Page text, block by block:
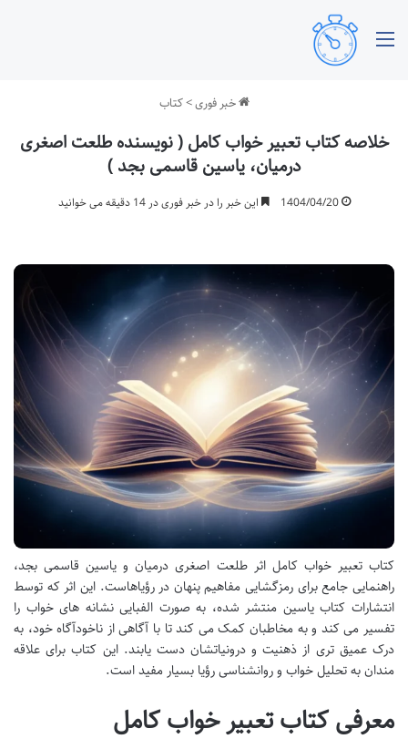
خبر فوری>کتاب
خلاصه کتاب تعبیر خواب کامل ( نویسنده طلعت اصغری
درمیان، یاسین قاسمی بجد )
1404/04/20 این خبر را در خبر فوری در 14 دقیقه می خوانید
کتاب تعبیر خواب کامل اثر طلعت اصغری درمیان و یاسین قاسمی بجد،
راهنمایی جامع برای رمزگشایی مفاهیم پنهان در رؤیاهاست. این اثر که توسط
انتشارات کتاب یاسین منتشر شده، به صورت الفبایی نشانه های خواب را
تفسیر می کند و به مخاطبان کمک می کند تا با آگاهی از ناخودآگاه خود، به
درک عمیق تری از ذهنیت و درونیاتشان دست یابند. این کتاب برای علاقه
مندان به تحلیل خواب و روانشناسی رؤیا بسیار مفید است.
معرفی کتاب تعبیر خواب کامل